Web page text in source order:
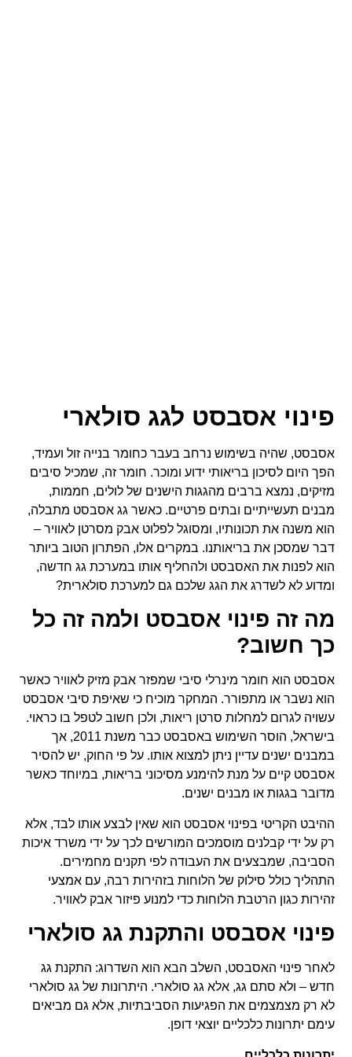
פינוי אסבסט לגג סולארי
אסבסט, שהיה בשימוש נרחב בעבר כחומר בנייה זול ועמיד,
הפך היום לסיכון בריאותי ידוע ומוכר. חומר זה, שמכיל סיבים
מזיקים, נמצא ברבים מהגגות הישנים של לולים, חממות,
מבנים תעשייתיים ובתים פרטיים. כאשר גג אסבסט מתבלה,
הוא משנה את תכונותיו, ומסוגל לפלוט אבק מסרטן לאוויר –
דבר שמסכן את בריאותנו. במקרים אלו, הפתרון הטוב ביותר
הוא לפנות את האסבסט ולהחליף אותו במערכת גג חדשה,
ומדוע לא לשדרג את הגג שלכם גם למערכת סולארית?
מה זה פינוי אסבסט ולמה זה כל
כך חשוב?
אסבסט הוא חומר מינרלי סיבי שמפזר אבק מזיק לאוויר כאשר
הוא נשבר או מתפורר. המחקר מוכיח כי שאיפת סיבי אסבסט
עשויה לגרום למחלות סרטן ריאות, ולכן חשוב לטפל בו כראוי.
בישראל, הוסר השימוש באסבסט כבר משנת 2011, אך
במבנים ישנים עדיין ניתן למצוא אותו. על פי החוק, יש להסיר
אסבסט קיים על מנת להימנע מסיכוני בריאות, במיוחד כאשר
מדובר בגגות או מבנים ישנים.
ההיבט הקריטי בפינוי אסבסט הוא שאין לבצע אותו לבד, אלא
רק על ידי קבלנים מוסמכים המורשים לכך על ידי משרד איכות
הסביבה, שמבצעים את העבודה לפי תקנים מחמירים.
התהליך כולל סילוק של הלוחות בזהירות רבה, עם אמצעי
זהירות כגון הרטבת הלוחות כדי למנוע פיזור אבק לאוויר.
פינוי אסבסט והתקנת גג סולארי
לאחר פינוי האסבסט, השלב הבא הוא השדרוג: התקנת גג
חדש – ולא סתם גג, אלא גג סולארי. היתרונות של גג סולארי
לא רק מצמצמים את הפגיעות הסביבתיות, אלא גם מביאים
עימם יתרונות כלכליים יוצאי דופן.